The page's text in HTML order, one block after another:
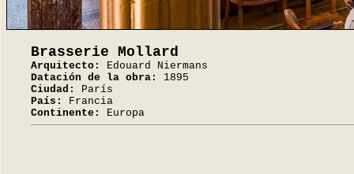
Brasserie Mollard
Arquitecto:
Edouard Niermans
Datación de la obra:
1895
Ciudad:
París
País:
Francia
Continente:
Europa